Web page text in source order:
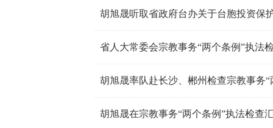
胡旭晟听取省政府台办关于台胞投资保
省人大常委会宗教事务“两个条例”执法
胡旭晟率队赴长沙、郴州检查宗教事务“